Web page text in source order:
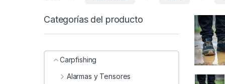
Categorías del producto
Carpfishing
Alarmas y Tensores